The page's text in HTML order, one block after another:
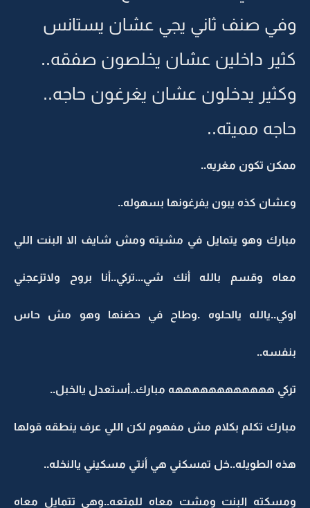
وفي صنف ثاني يجي عشان يستانس
كثير داخلين عشان يخلصون صفقه..
وكثير يدخلون عشان يغرغون حاجه..
حاجه مميته..
ممكن تكون مغريه..
وعشان كذه يبون يفرغونها بسهوله..
مبارك وهو يتمايل في مشيته ومش شايف الا البنت اللي
معاه وقسم بالله أنك شي...تركي..أنا بروح ولاتزعجني
اوكي..يالله يالحلوه .وطاح في حضنها وهو مش حاس
بنفسه..
تركي ههههههههههههه مبارك..أستعدل يالخبل..
مبارك تكلم بكلام مش مفهوم لكن اللي عرف ينطقه قولها
هذه الطويله..خل تمسكني هي أنتي مسكيني يالنخله..
ومسكته البنت ومشت معاه للمتعه..وهي تتمايل معاه